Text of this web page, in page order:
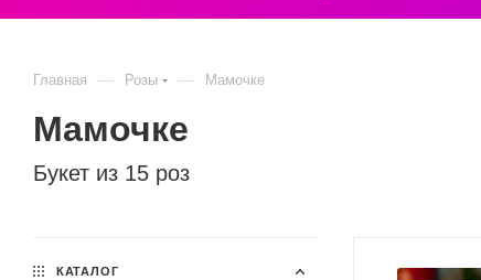
Главная — Розы — Мамочке
Букет из 15 роз
Мамочке
КАТАЛОГ